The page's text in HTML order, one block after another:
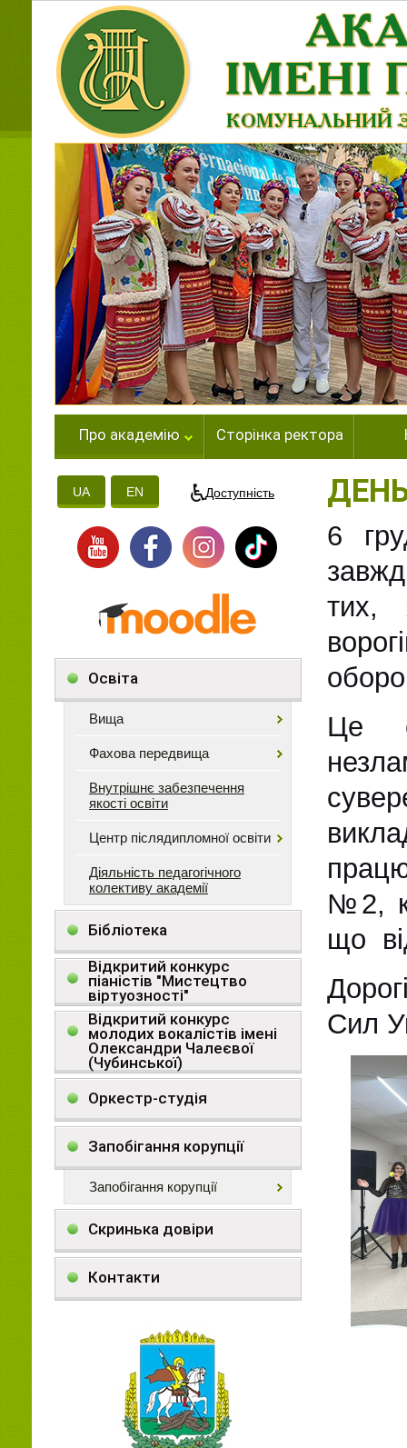
Про академію Сторінка ректора
UA EN Доступність
Освіта
Вища
Фахова передвища
Внутрішнє забезпечення
якості освіти
Центр післядипломної освіти
Діяльність педагогічного
колективу академії
Бібліотека
Відкритий конкурс
піаністів "Мистецтво
віртуозності"
Відкритий конкурс
молодих вокалістів імені
Олександри Чалеєвої
(Чубинської)
Оркестр-студія
Запобігання корупції
Запобігання корупції
Скринька довіри
Контакти
6
тих,
Це
№2,
що
Сил